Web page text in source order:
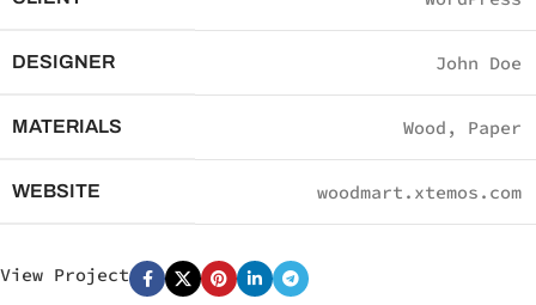
DESIGNER John Doe
MATERIALS Wood, Paper
WEBSITE woodmart.xtemos.com
View Project